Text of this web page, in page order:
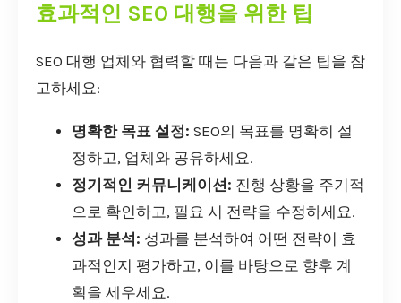
효과적인 SEO 대행을 위한 팁
SEO 대행 업체와 협력할 때는 다음과 같은 팁을 참
고하세요:
명확한 목표 설정: SEO의 목표를 명확히 설
정하고, 업체와 공유하세요.
정기적인 커뮤니케이션: 진행 상황을 주기적
으로 확인하고, 필요 시 전략을 수정하세요.
성과 분석: 성과를 분석하여 어떤 전략이 효
과적인지 평가하고, 이를 바탕으로 향후 계
획을 세우세요.